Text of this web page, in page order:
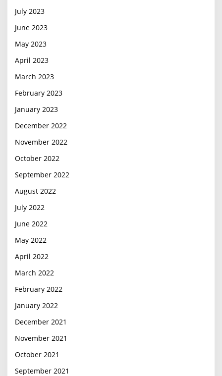
July 2023
June 2023
May 2023
April 2023
March 2023
February 2023
January 2023
December 2022
November 2022
October 2022
September 2022
August 2022
July 2022
June 2022
May 2022
April 2022
March 2022
February 2022
January 2022
December 2021
November 2021
October 2021
September 2021